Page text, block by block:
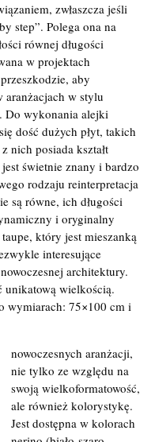
zwłaszcza jeśli
step”. Polega ona na
równej długości
w projektach
aby
aranżacjach w stylu
Do wykonania alejki
dość dużych płyt, takich
nich posiada kształt
świetnie znany i bardzo
rodzaju reinterpretacja
są równe, ich długości
i oryginalny
który jest mieszanką
interesujące
architektury.
unikatową wielkością.
wymiarach: 75×100 cm i
nowoczesnych aranżacji,
nie tylko ze względu na
swoją wielkoformatowość,
ale również kolorystykę.
Jest dostępna w kolorach